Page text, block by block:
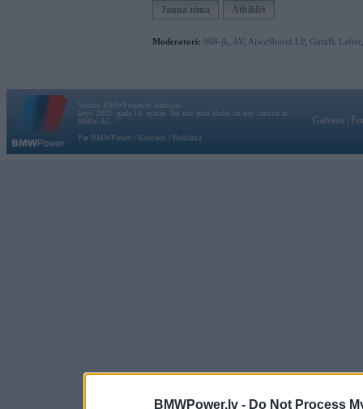
BMWPower.lv - Do Not Process
Jauna tēma Atbildēt
Moderatori: 968-jk AV AiwaShuraLLP, GirtzB Lafter
Vortāls BMWPower.lv darbojas
kopš 2002. gada 14. maija. Tas nav auto klubs un nav saistīts ar
BMW AG.
Par BMWPower
Kontakti Reklāma
Galvena